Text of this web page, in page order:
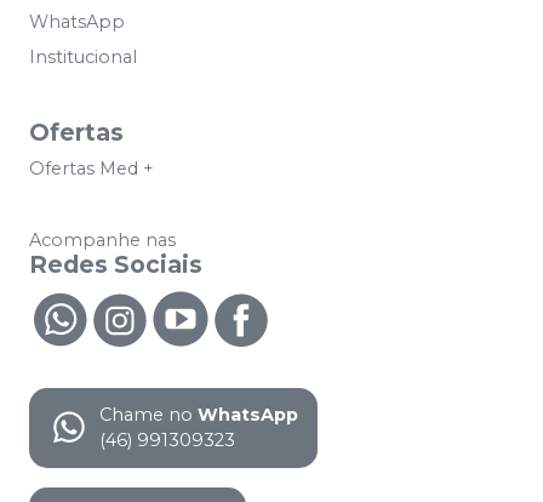
WhatsApp
Institucional
Ofertas
Ofertas Med +
Acompanhe nas
Redes Sociais
Chame no WhatsApp
(46) 991309323